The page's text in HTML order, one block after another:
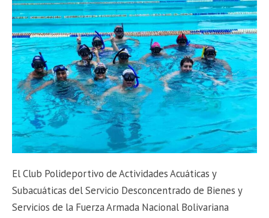
El Club Polideportivo de Actividades Acuáticas y
Subacuáticas del Servicio Desconcentrado de Bienes y
Servicios de la Fuerza Armada Nacional Bolivariana